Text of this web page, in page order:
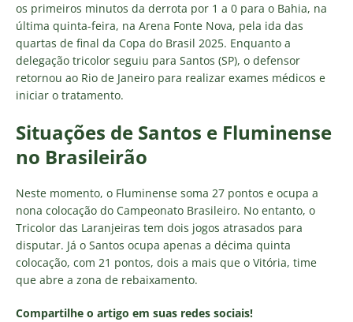
os primeiros minutos da derrota por 1 a 0 para o Bahia, na
última quinta-feira, na Arena Fonte Nova, pela ida das
quartas de final da Copa do Brasil 2025. Enquanto a
delegação tricolor seguiu para Santos (SP), o defensor
retornou ao Rio de Janeiro para realizar exames médicos e
iniciar o tratamento.
Situações de Santos e Fluminense
no Brasileirão
Neste momento, o Fluminense soma 27 pontos e ocupa a
nona colocação do Campeonato Brasileiro. No entanto, o
Tricolor das Laranjeiras tem dois jogos atrasados para
disputar. Já o Santos ocupa apenas a décima quinta
colocação, com 21 pontos, dois a mais que o Vitória, time
que abre a zona de rebaixamento.
Compartilhe o artigo em suas redes sociais!